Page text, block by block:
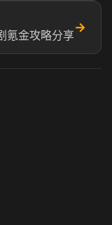
氪金攻略分享
→